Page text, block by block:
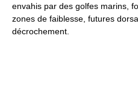
envahis par des golfes marins,
zones de faiblesse, futures
décrochement.